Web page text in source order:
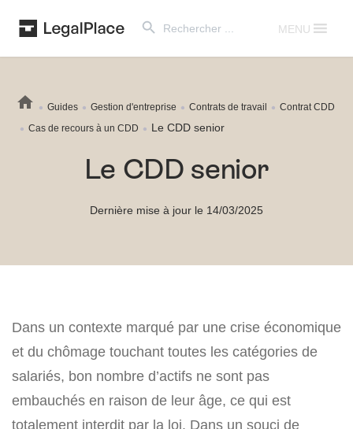
for:
MENU
Guides Gestion d'entreprise Contrats de travail
Contrat CDD
Cas de recours à un CDD
Le CDD senior
Le CDD senior
Dernière mise à jour le 14/03/2025
Dans un contexte marqué par une crise économique
et du chômage touchant toutes les catégories de
salariés, bon nombre d’actifs ne sont pas
embauchés en raison de leur âge, ce qui est
totalement interdit par la loi. Dans un souci de